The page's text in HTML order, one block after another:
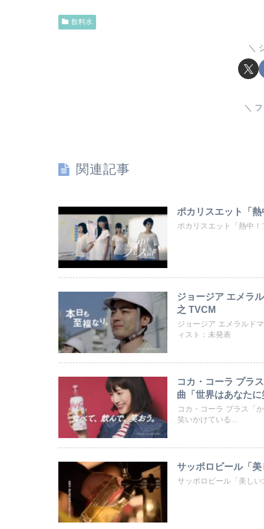
飲料水
関連記事
ポカリスエット「
ポカリスエット「熱中
ジョージア エメラ
之 TVCM
ジョージア エメラルド
ィスト：未発表
コカ・コーラ プラ
曲「世界はあなた
コカ・コーラ プラス「
笑いかけている...
サッポロビール「
サッポロビール「美し